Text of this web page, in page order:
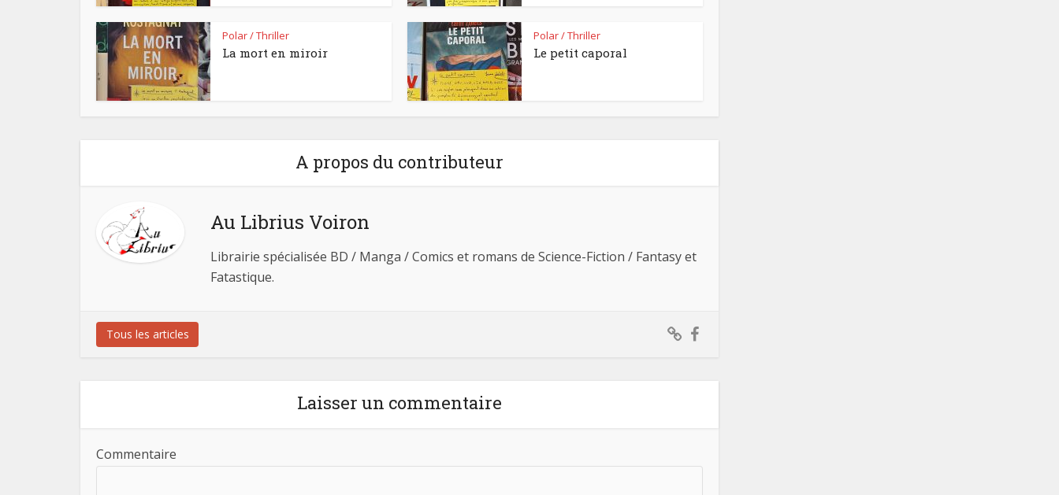
Polar / Thriller
La mort en miroir
Polar / Thriller
Le petit caporal
A propos du contributeur
Au Librius Voiron
Librairie spécialisée BD / Manga / Comics et romans de Science-Fiction / Fantasy et
Fatastique.
Tous les articles
Laisser un commentaire
Commentaire